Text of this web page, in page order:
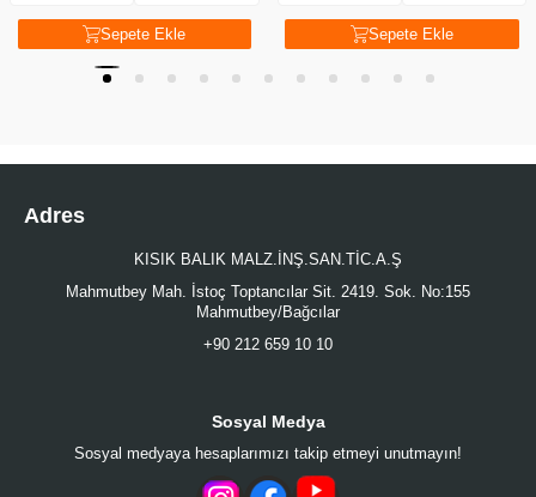
Sepete Ekle Sepete Ekle
Adres
KISIK BALIK MALZ.İNŞ.SAN.TİC.A.Ş
Mahmutbey Mah. İstoç Toptancılar Sit. 2419. Sok. No:155
Mahmutbey/Bağcılar
+90 212 659 10 10
Sosyal Medya
Sosyal medyaya hesaplarımızı takip etmeyi unutmayın!